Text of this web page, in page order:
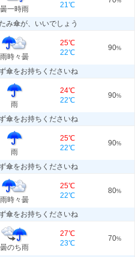
曇一時雨
21℃
み傘が、いいでしょう
雨時々曇
25℃
22℃
90%
傘をお持ちくださいね
雨
24℃
22℃
90%
傘をお持ちくださいね
雨
25℃
22℃
90%
傘をお持ちくださいね
雨時々曇
25℃
22℃
80%
傘をお持ちくださいね
曇のち雨
27℃
23℃
70%